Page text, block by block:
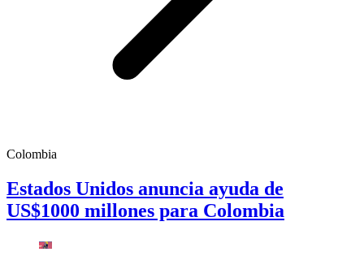
Colombia
Estados Unidos anuncia ayuda de
US$1000 millones para Colombia